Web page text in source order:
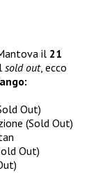
il 21
sold out, ecco
Out)
(Sold Out)
Out)